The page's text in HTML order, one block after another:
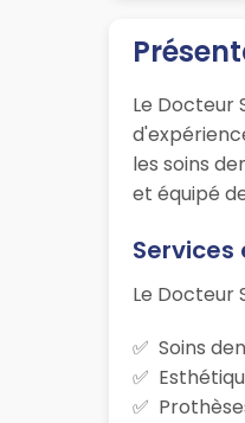
Le Docteur
les soins
et équipé
Services
Le Docteur
Soins